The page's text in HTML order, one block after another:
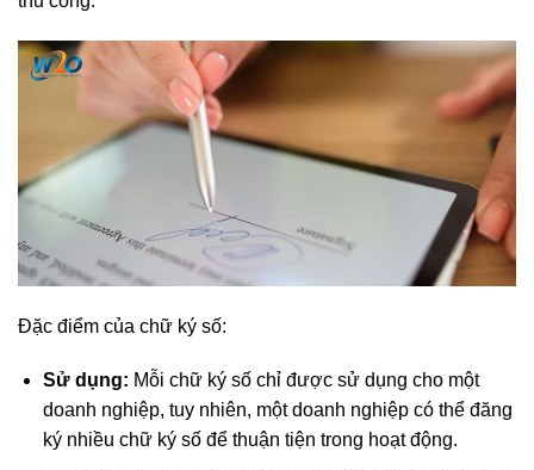
Đặc điểm của chữ ký số:
Sử dụng: Mỗi chữ ký số chỉ được sử dụng cho một
doanh nghiệp, tuy nhiên, một doanh nghiệp có thể đăng
ký nhiều chữ ký số để thuận tiện trong hoạt động.